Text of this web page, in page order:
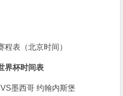
程表（北京时间）
界杯时间表
墨西哥 约翰内斯堡